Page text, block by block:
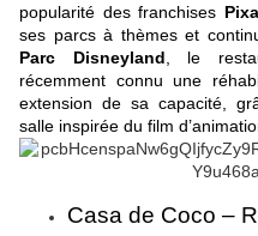
popularité des franchises
ses parcs à thèmes et
Parc Disneyland , le
récemment connu une
extension de sa capacité,
salle inspirée du film
Casa de Coco –